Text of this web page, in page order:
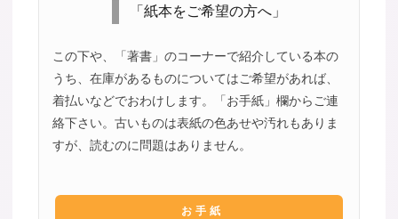
「紙本をご希望の方へ」
この下や、「著書」のコーナーで紹介している本の
うち、在庫があるものについてはご希望があれば、
着払いなどでおわけします。「お手紙」欄からご連
絡下さい。古いものは表紙の色あせや汚れもありま
すが、読むのに問題はありません。
お手紙